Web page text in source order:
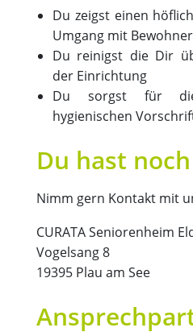
Du zeigst einen
Umgang mit
Du reinigst die Dir
der Einrichtung
Du sorgst für
hygienischen
Du hast
Nimm gern Kontakt mit
CURATA Seniorenheim
Vogelsang 8
19395 Plau am See